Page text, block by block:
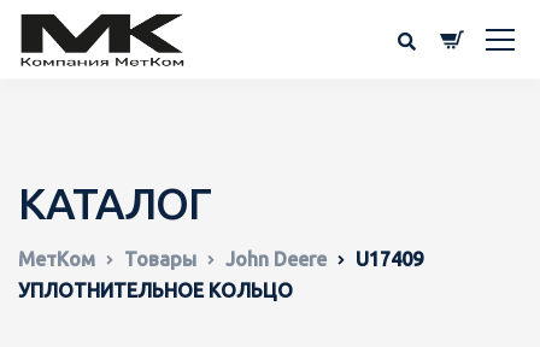
КАТАЛОГ
МетКом Товары John Deere
U17409
УПЛОТНИТЕЛЬНОЕ КОЛЬЦО